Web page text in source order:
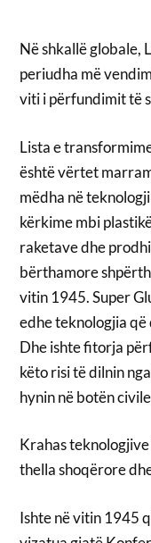
Në shkallë globale,
periudha më
viti i përfundimit të
Lista e
është vërtet
mëdha në
kërkime mbi
raketave dhe
bërthamore
vitin 1945. Super
edhe teknologjia
Dhe ishte fitorja
këto risi të dilnin
hynin në botën
Krahas
thella shoqërore
Ishte në vitin 1945